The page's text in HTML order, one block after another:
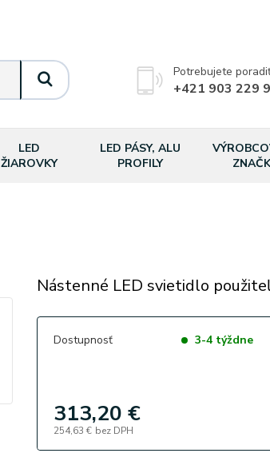
Potrebujete
+421 903 229
LED
ŽIAROVKY
LED PÁSY, ALU
PROFILY
Nástenné LED svietidlo
Dostupnosť 3-4 týždne
313,20 €
254,63 € bez DPH